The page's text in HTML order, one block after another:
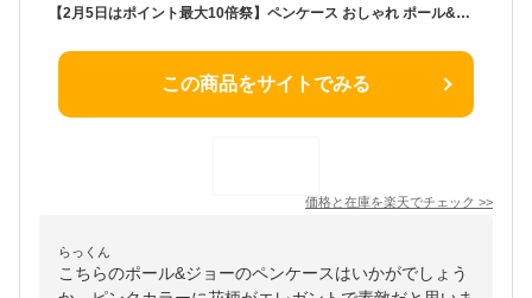
【2月5日はポイント最大10倍祭】ペンケース おしゃれ ポール&ジョー ペンケース・S2 筆箱 おしゃれ レディース ペンケース おしゃれ 高校生 大学生 女子 大人 PAUL&JOE
この商品をサイトでみる
価格と在庫を楽天でチェック >>
らっくん
こちらのポール&ジョーのペンケースはいかがでしょう